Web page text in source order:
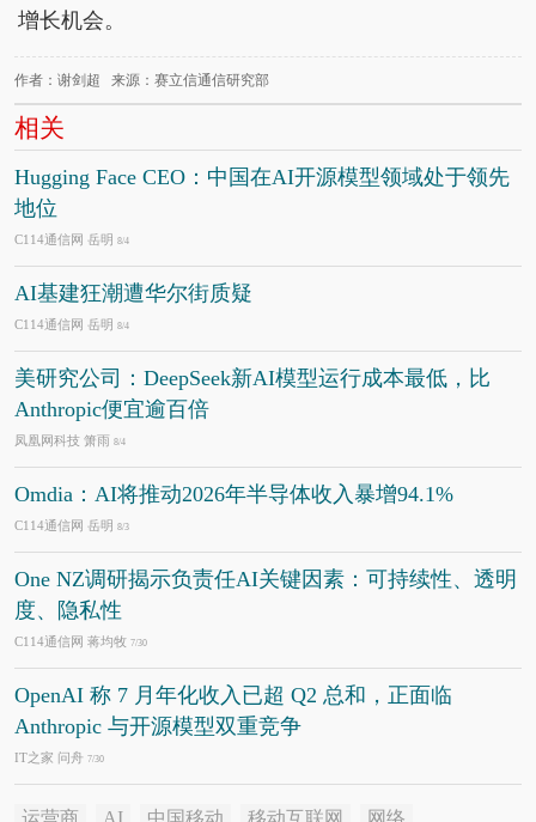
增长机会。
作者：谢剑超 来源：赛立信通信研究部
相关
Hugging Face CEO：中国在AI开源模型领域处于领先
地位
C114通信网 岳明 8/4
AI基建狂潮遭华尔街质疑
C114通信网 岳明 8/4
美研究公司：DeepSeek新AI模型运行成本最低，比
Anthropic便宜逾百倍
凤凰网科技 箫雨 8/4
Omdia：AI将推动2026年半导体收入暴增94.1%
C114通信网 岳明 8/3
One NZ调研揭示负责任AI关键因素：可持续性、透明
度、隐私性
C114通信网 蒋均牧 7/30
OpenAI 称 7 月年化收入已超 Q2 总和，正面临
Anthropic 与开源模型双重竞争
IT之家 问舟 7/30
运营商 AI 中国移动 移动互联网 网络